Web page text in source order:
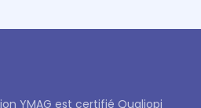
YMAG est certifié Qualiopi